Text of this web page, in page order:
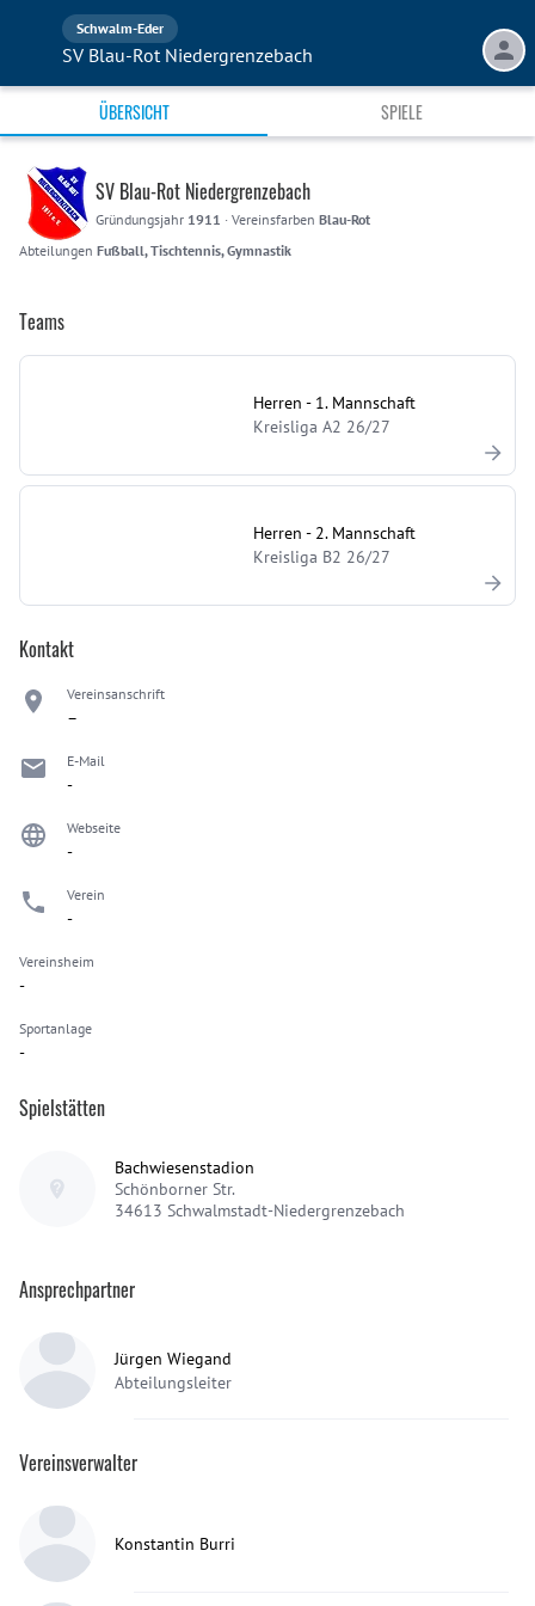
Schwalm-Eder
SV Blau-Rot Niedergrenzebach
ÜBERSICHT SPIELE
SV Blau-Rot Niedergrenzebach
Gründungsjahr 1911 · Vereinsfarben Blau-Rot
Abteilungen Fußball, Tischtennis, Gymnastik
Teams
Herren - 1. Mannschaft
Kreisliga A2 26/27
Herren - 2. Mannschaft
Kreisliga B2 26/27
Kontakt
Vereinsanschrift
–
E-Mail
-
Webseite
-
Verein
-
Vereinsheim
-
Sportanlage
-
Spielstätten
Bachwiesenstadion
Schönborner Str.
34613 Schwalmstadt-Niedergrenzebach
Ansprechpartner
Jürgen Wiegand
Abteilungsleiter
Vereinsverwalter
Konstantin Burri